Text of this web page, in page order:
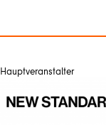
Hauptveranstalter